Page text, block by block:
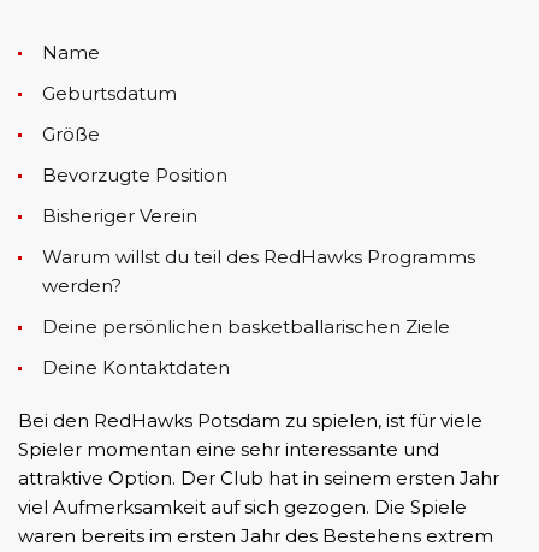
Name
Geburtsdatum
Größe
Bevorzugte Position
Bisheriger Verein
Warum willst du teil des RedHawks Programms
werden?
Deine persönlichen basketballarischen Ziele
Deine Kontaktdaten
Bei den RedHawks Potsdam zu spielen, ist für viele
Spieler momentan eine sehr interessante und
attraktive Option. Der Club hat in seinem ersten Jahr
viel Aufmerksamkeit auf sich gezogen. Die Spiele
waren bereits im ersten Jahr des Bestehens extrem